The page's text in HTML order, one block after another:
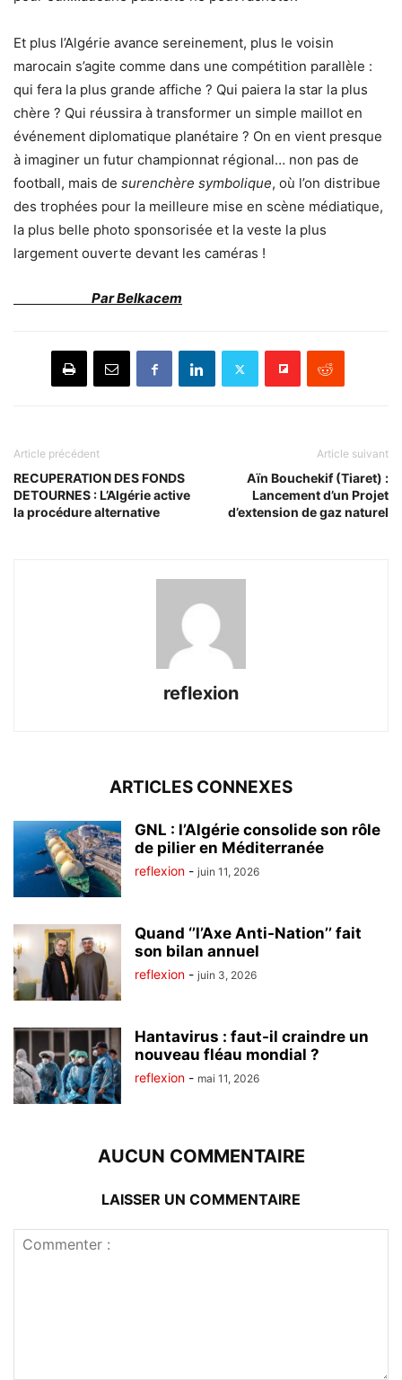
Et plus l’Algérie avance sereinement, plus le voisin
marocain s’agite comme dans une compétition parallèle :
qui fera la plus grande affiche ? Qui paiera la star la plus
chère ? Qui réussira à transformer un simple maillot en
événement diplomatique planétaire ? On en vient presque
à imaginer un futur championnat régional… non pas de
football, mais de surenchère symbolique, où l’on distribue
des trophées pour la meilleure mise en scène médiatique,
la plus belle photo sponsorisée et la veste la plus
largement ouverte devant les caméras !
Par Belkacem
Article précédent
RECUPERATION DES FONDS
DETOURNES : L’Algérie active
la procédure alternative
Article suivant
Aïn Bouchekif (Tiaret) :
Lancement d’un Projet
d’extension de gaz naturel
reflexion
ARTICLES CONNEXES
GNL : l’Algérie consolide son rôle
de pilier en Méditerranée
reflexion - juin 11, 2026
Quand ‘’l’Axe Anti-Nation’’ fait
son bilan annuel
reflexion - juin 3, 2026
Hantavirus : faut-il craindre un
nouveau fléau mondial ?
reflexion - mai 11, 2026
AUCUN COMMENTAIRE
LAISSER UN COMMENTAIRE